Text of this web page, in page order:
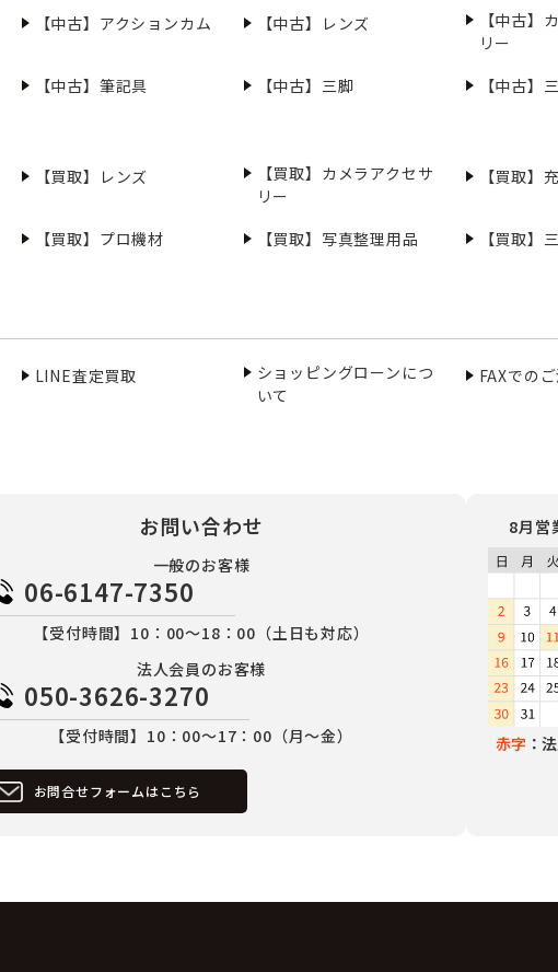
【中古】アクションカム 【中古】レンズ
【中古】
リー
【中古】筆記具 【中古】三脚 【中古】
【買取】レンズ
【買取】カメラアクセサ
リー
【買取】
【買取】プロ機材 【買取】写真整理用品 【買取】
LINE査定買取
ショッピングローンにつ
いて
FAXでの
お問い合わせ
一般のお客様
06-6147-7350
【受付時間】10：00～18：00（土日も対応）
法人会員のお客様
050-3626-3270
【受付時間】10：00～17：00（月～金）
お問合せフォームはこちら
8月営
赤字 ：